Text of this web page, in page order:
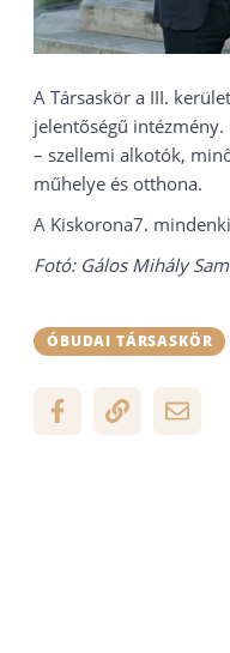
A Társaskör a III.
jelentőségű intézmény.
– szellemi alkotók,
műhelye és otthona.
A Kiskorona7.
Fotó: Gálos Mihály
ÓBUDAI TÁRSASKÖR